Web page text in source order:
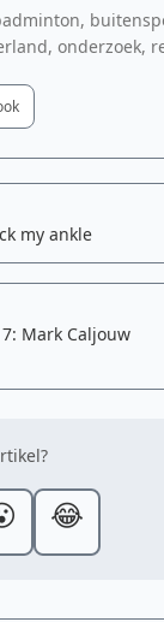
onderzoek,
my ankle
Mark Caljouw
😂